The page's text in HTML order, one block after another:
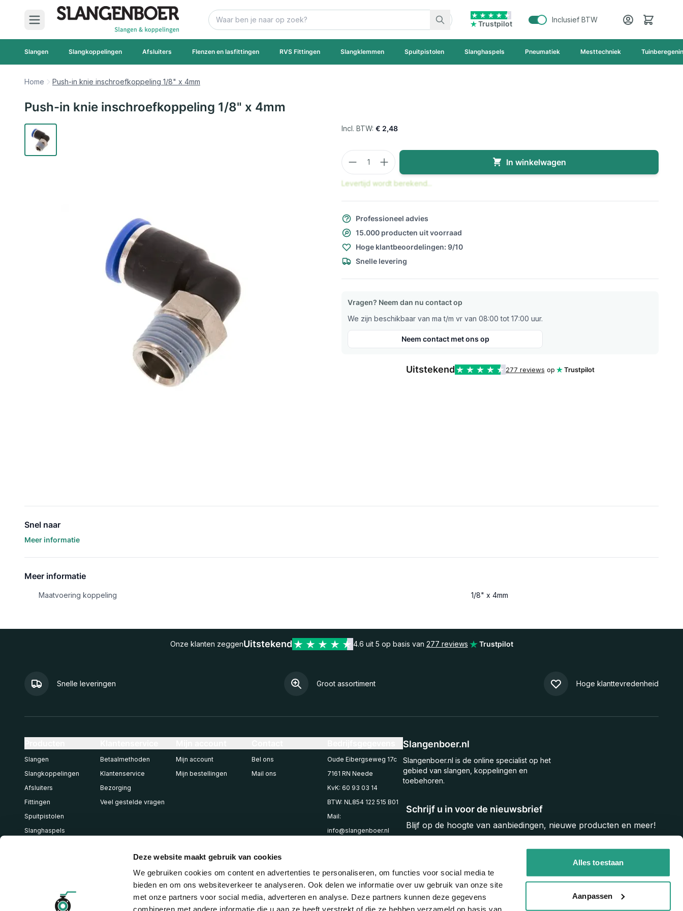
Deze website maakt gebruik van cookies
We gebruiken cookies om content en advertenties te personaliseren, om functies voor social media te
bieden en om ons websiteverkeer te analyseren. Ook delen we informatie over uw gebruik van onze site
met onze partners voor social media, adverteren en analyse. Deze partners kunnen deze gegevens
combineren met andere informatie die u aan ze heeft verstrekt of die ze hebben verzameld op basis van
Alles toestaan
Aanpassen
Ga naar de inhoud
Zoek
Trustpilot
Inclusief BTW Cart
Slangen Slangkoppelingen Afsluiters Flenzen en lasfittingen RVS Fittingen Slangklemmen Spuitpistolen Slanghaspels Pneumatiek Mesttechniek
Home Push-in knie inschroefkoppeling 1/8" x 4mm
Push-in knie inschroefkoppeling 1/8" x 4mm
€ 2,48
Aantal
In winkelwagen
Levertijd wordt berekend...
Professioneel advies
15.000 producten uit voorraad
Hoge klantbeoordelingen: 9/10
Snelle levering
Vragen? Neem dan nu contact op
We zijn beschikbaar van ma t/m vr van 08:00 tot 17:00 uur.
Neem contact met ons op
Uitstekend 277 reviews op Trustpilot
Snel naar
Meer informatie
Meer informatie
Maatvoering koppeling 1/8" x 4mm
Onze klanten zeggenUitstekend 4.6 uit 5 op basis van 277 reviews Trustpilot
Snelle leveringen Groot assortiment Hoge klanttevredenheid
Schrijf u in voor de nieuwsbrief
Blijf op de hoogte van aanbiedingen, nieuwe producten en meer!
Slangenboer.nl
Slangenboer.nl is de online specialist op het
gebied van slangen, koppelingen en
toebehoren.
Slangen
Slangkoppelingen
Afsluiters
Fittingen
Spuitpistolen
Slanghaspels
Betaalmethoden
Klantenservice
Bezorging
Veel gestelde vragen
Mijn account
Mijn bestellingen
Bel ons
Mail ons
Oude Eibergseweg 17c
7161 RN Neede
KvK: 60 93 03 14
BTW: NL854 122 515 B01
Mail:
info@slangenboer.nl